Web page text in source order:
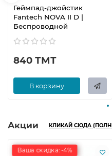
Геймпад-джойстик
Fantech NOVA II D |
Беспроводной
840 ТМТ
В корзину
Акции КЛИКАЙ СЮДА
Ваша скидка: -4%